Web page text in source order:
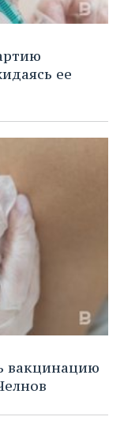
ее
вакцинацию